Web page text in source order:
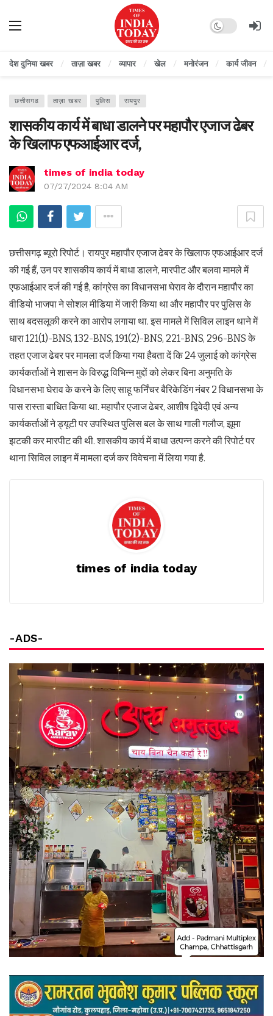
Dark mode
देश दुनिया खबर ताज़ा खबर व्यापार खेल मनोरंजन कार्य जीवन
छत्तीसगढ ताज़ा खबर पुलिस रायपुर
शासकीय कार्य में बाधा डालने पर महापौर एजाज ढेबर
के खिलाफ एफआईआर दर्ज,
times of india today
07/27/2024 8:04 AM
छत्तीसगढ़ ब्यूरो रिपोर्ट। रायपुर महापौर एजाज ढेबर के खिलाफ एफआईआर दर्ज
की गई हैं, उन पर शासकीय कार्य में बाधा डालने, मारपीट और बलवा मामले में
एफआईआर दर्ज की गई है, कांग्रेस का विधानसभा घेराव के दौरान महापौर का
वीडियो भाजपा ने सोशल मीडिया में जारी किया था और महापौर पर पुलिस के
साथ बदसलूकी करने का आरोप लगाया था. इस मामले में सिविल लाइन थाने में
धारा 121(1)-BNS, 132-BNS, 191(2)-BNS, 221-BNS, 296-BNS के
तहत एजाज ढेबर पर मामला दर्ज किया गया हैबता दें कि 24 जुलाई को कांग्रेस
कार्यकर्ताओं ने शासन के विरुद्ध विभिन्न मुद्दों को लेकर बिना अनुमति के
विधानसभा घेराव के करने के लिए साहू फर्निंचर बैरिकेडिंग नंबर 2 विधानसभा के
पास रास्ता बाधित किया था. महापौर एजाज ढेबर, आशीष द्विवेदी एवं अन्य
कार्यकर्ताओं ने ड्यूटी पर उपस्थित पुलिस बल के साथ गाली गलौज, झूमा
झटकी कर मारपीट की थी. शासकीय कार्य में बाधा उत्पन्न करने की रिपोर्ट पर
थाना सिविल लाइन में मामला दर्ज कर विवेचना में लिया गया है.
times of india today
-ADS-